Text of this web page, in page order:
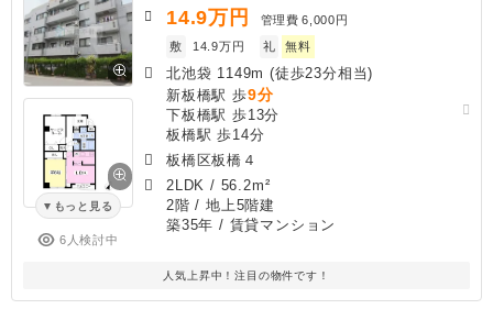
もっと見る
6人検討中
14.9万円 管理費 6,000円
敷
14.9万円 礼 無料
北池袋 1149m (徒歩23分相当)
新板橋駅 歩9分
下板橋駅 歩13分
板橋駅 歩14分
板橋区板橋４
2LDK / 56.2m²
2階 / 地上5階建
築35年 / 賃貸マンション
人気上昇中！注目の物件です！